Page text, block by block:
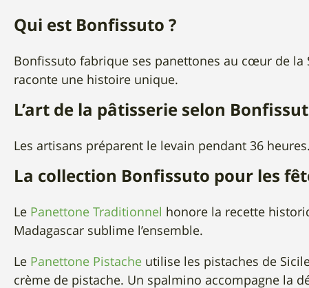
Qui est Bonfissuto ?
Bonfissuto fabrique ses panettones au cœur de la
raconte une histoire unique.
L’art de la pâtisserie selon
Les artisans préparent le levain pendant 36
La collection Bonfissuto pour les
Le Panettone Traditionnel
honore la recette
Madagascar sublime l’ensemble.
Le Panettone Pistache utilise les pistaches de
crème de pistache. Un spalmino accompagne la